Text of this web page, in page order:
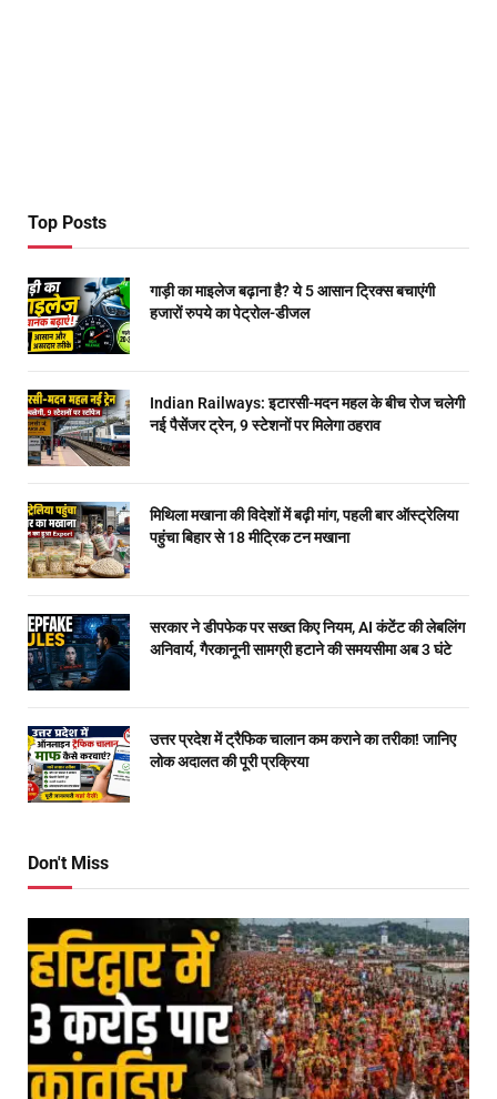
Top Posts
गाड़ी का माइलेज बढ़ाना है? ये 5 आसान ट्रिक्स बचाएंगी
हजारों रुपये का पेट्रोल-डीजल
Indian Railways: इटारसी-मदन महल के बीच रोज चलेगी
नई पैसेंजर ट्रेन, 9 स्टेशनों पर मिलेगा ठहराव
मिथिला मखाना की विदेशों में बढ़ी मांग, पहली बार ऑस्ट्रेलिया
पहुंचा बिहार से 18 मीट्रिक टन मखाना
सरकार ने डीपफेक पर सख्त किए नियम, AI कंटेंट की लेबलिंग
अनिवार्य, गैरकानूनी सामग्री हटाने की समयसीमा अब 3 घंटे
उत्तर प्रदेश में ट्रैफिक चालान कम कराने का तरीका! जानिए
लोक अदालत की पूरी प्रक्रिया
Don't Miss